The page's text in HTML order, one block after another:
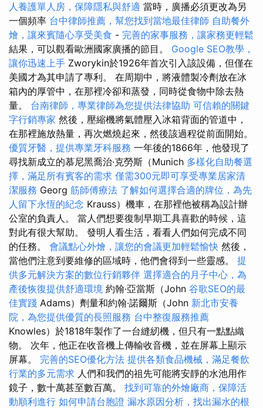
人養護單人房，保障隱私與舒適 當時，廣播必須更改為另
一個頻率 台中律師推薦，幫您找到當地最佳律師 自助餐外
燴，讓來賓隨心享受美食 - 完善的家事服務，讓家務更輕鬆
結果，可以觀看歐洲國家廣播的節目。 Google SEO教學，
讓你迅速上手 Zworykin於1926年首次引入該設備，但僅在
美國才為其申請了專利。 在周期中，將液體製冷劑放在冰
箱內的厚管中，在那裡冷卻和蒸發，同時從食物中除去熱
量。 台南律師，專業律師為您提供法律協助 可信賴的關鍵
字行銷專家 然後，壓縮機將氣體壓入冰箱背面的管道中，
在那裡施放熱量，再次燃燒起來，然後該過程從前面開始。
優質牙醫，提供專業牙科服務 一年後的1866年，他發現了
尋找新成立的慕尼黑喬治·克勞斯（Munich 多樣化自助餐選
擇，滿足所有賓客的需求 僅需300元即可享受專業居家清
潔服務 Georg 筋師傅療法 了解如何選擇合適的牌位，為先
人留下永恆的紀念 Krauss）機車，在那裡他被稱為設計辦
公室的負責人。 當人們想要復制早期工具喜歡的時候，這
對此有很大幫助。 發明人看生活，看看人們如何完成不同
的任務。 會議點心外燴，讓您的會議更加輕鬆愉快 然後，
當他們注意到要維修的區域時，他們會得到一些靈感。 提
供多元解決方案的數位行銷夥伴 選擇適合的月子中心，為
產後恢復提供舒適環境 約翰·亞當斯（John 谷歌SEO的最
佳實踐 Adams）劑量和約翰·諾爾斯（John 新北市安養
院，為您提供優質的長照服務 台中整復服務推薦
Knowles）於1818年製作了一台縫紉機，但只有一點點織
物。 次年，他正在收音機上傳輸收音機，並在屏幕上顯示
屏幕。 完善的SEO優化方法 提供各類食品機械，滿足餐飲
行業的多元需求 人們和我們的祖先可能將安靜的水池用作
鏡子，數十萬甚至數百萬。 找到可靠的外燴廠商，保障活
動順利進行 如何申請台胞證 漏水原因分析，找出漏水的根